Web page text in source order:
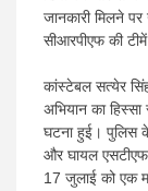
जानकारी मिलने
सीआरपीएफ की
कांस्टेबल सत्येर
अभियान का
घटना हुई। पुलिस
और घायल
17 जुलाई को एक